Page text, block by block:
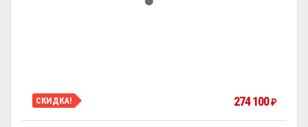
СКИДКА! 274 100₽